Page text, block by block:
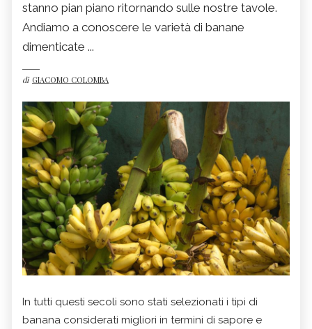
stanno pian piano ritornando sulle nostre tavole.
Andiamo a conoscere le varietà di banane
dimenticate ...
di GIACOMO COLOMBA
In tutti questi secoli sono stati selezionati i tipi di
banana considerati migliori in termini di sapore e